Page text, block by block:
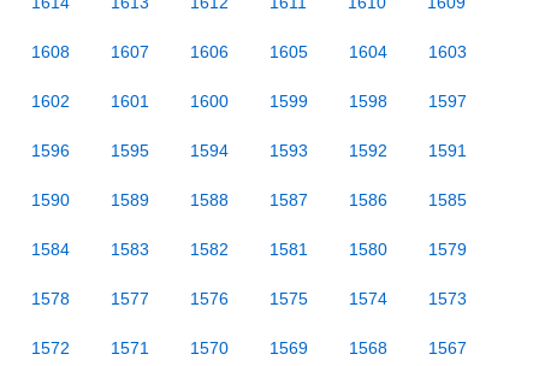
1608 1607 1606 1605 1604 1603
1602 1601 1600 1599 1598 1597
1596 1595 1594 1593 1592 1591
1590 1589 1588 1587 1586 1585
1584 1583 1582 1581 1580 1579
1578 1577 1576 1575 1574 1573
1572 1571 1570 1569 1568 1567